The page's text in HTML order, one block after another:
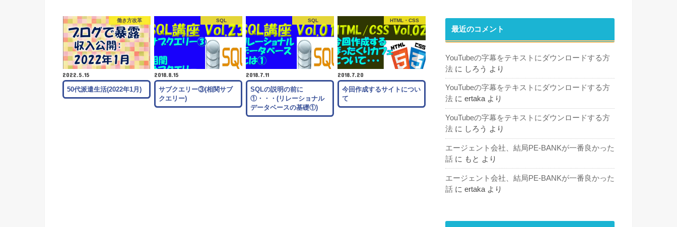
働き方改革
2022.5.15
50代派遣生活(2022年1月)
SQL
2018.8.15
サブクエリー③(相関サブ
クエリー)
SQL
2018.7.11
SQLの説明の前に
①・・・(リレーショナル
データベースの基礎①)
HTML・CSS
2018.7.20
今回作成するサイトについ
て
最近のコメント
YouTubeの字幕をテキストにダウンロードする方
法 に しろう より
YouTubeの字幕をテキストにダウンロードする方
法 に ertakaより
YouTubeの字幕をテキストにダウンロードする方
法 に しろう より
エージェント会社、結局PE-BANKが一番良かった
話 に もと より
エージェント会社、結局PE-BANKが一番良かった
話 に ertaka より